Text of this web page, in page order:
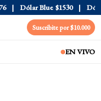
Dólar Blue $1530 Dólar
Suscribite por $10.000
EN VIVO